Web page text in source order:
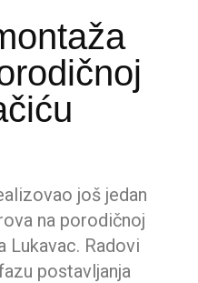
još jedan
na porodičnoj
Lukavac. Radovi
postavljanja